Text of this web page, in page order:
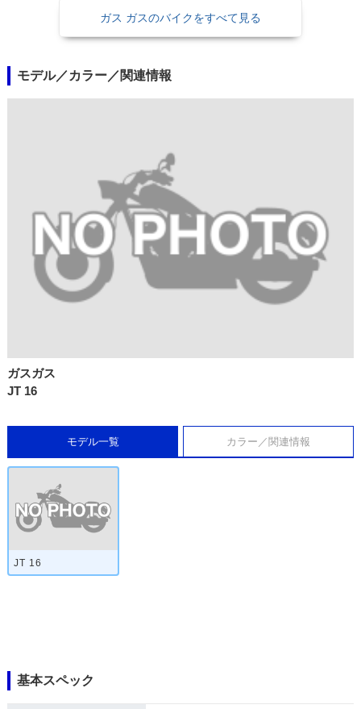
ガス ガスのバイクをすべて見る
モデル／カラー／関連情報
ガスガス
JT 16
モデル一覧 カラー／関連情報
JT 16
基本スペック